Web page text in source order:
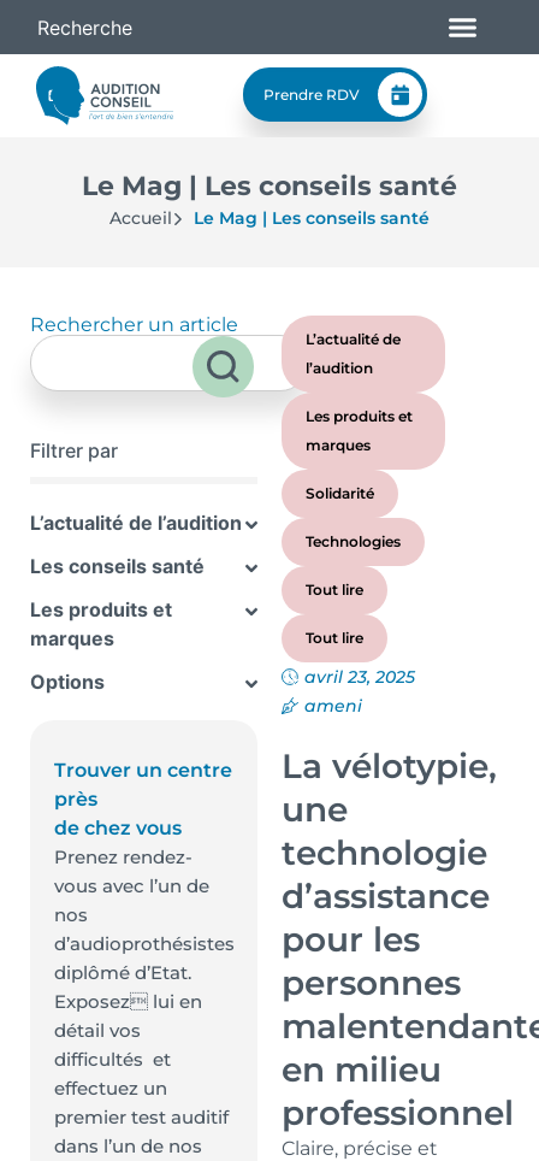
Prendre RDV
Le Mag | Les conseils santé
Accueil Le Mag | Les conseils santé
Rechercher un article
Filtrer par
L’actualité de l’audition
Les conseils santé
Les produits et
marques
Options
Trouver un centre
près
de chez vous
Prenez rendez-
vous avec l’un de
nos
d’audioprothésistes
diplômé d’Etat.
Exposez lui en
détail vos
difficultés et
effectuez un
premier test auditif
dans l’un de nos
L’actualité de
l’audition
Les produits et
marques
Solidarité
Technologies
Tout lire
Tout lire
avril 23, 2025
ameni
La vélotypie,
une
technologie
d’assistance
pour les
personnes
en milieu
professionnel
Claire, précise et